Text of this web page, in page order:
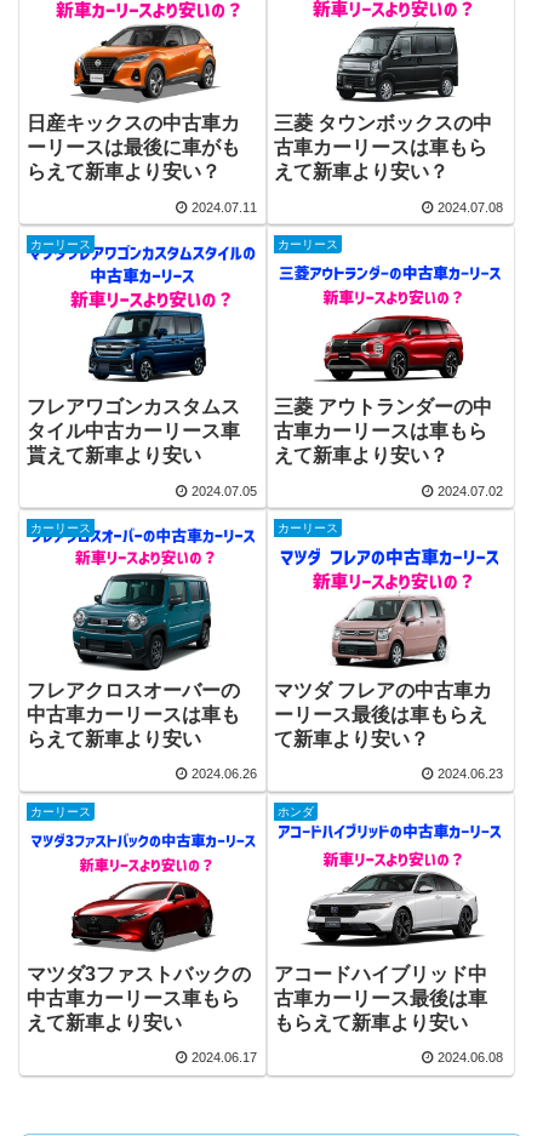
日産キックスの中古車カ
ーリースは最後に車がも
らえて新車より安い？
2024.07.11
三菱 タウンボックスの中
古車カーリースは車もら
えて新車より安い？
2024.07.08
カーリース
フレアワゴンカスタムス
タイル中古カーリース車
貰えて新車より安い
2024.07.05
カーリース
三菱 アウトランダーの中
古車カーリースは車もら
えて新車より安い？
2024.07.02
カーリース
フレアクロスオーバーの
中古車カーリースは車も
らえて新車より安い
2024.06.26
カーリース
マツダ フレアの中古車カ
ーリース最後は車もらえ
て新車より安い？
2024.06.23
カーリース
マツダ3ファストバックの
中古車カーリース車もら
えて新車より安い
2024.06.17
ホンダ
アコードハイブリッド中
古車カーリース最後は車
もらえて新車より安い
2024.06.08